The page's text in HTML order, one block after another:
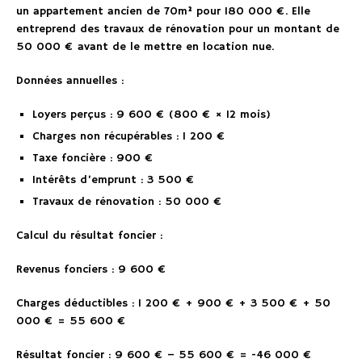
un appartement ancien de 70m² pour 180 000 €. Elle
entreprend des travaux de rénovation pour un montant de
50 000 € avant de le mettre en location nue.
Données annuelles :
Loyers perçus : 9 600 € (800 € × 12 mois)
Charges non récupérables : 1 200 €
Taxe foncière : 900 €
Intérêts d’emprunt : 3 500 €
Travaux de rénovation : 50 000 €
Calcul du résultat foncier :
Revenus fonciers : 9 600 €
Charges déductibles : 1 200 € + 900 € + 3 500 € + 50
000 € = 55 600 €
Résultat foncier : 9 600 € – 55 600 € = -46 000 €